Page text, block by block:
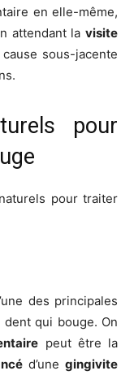
en elle-même,
attendant la visite
sous-jacente
pour
pour traiter
des principales
qui bouge. On
peut être la
d’unegingivite